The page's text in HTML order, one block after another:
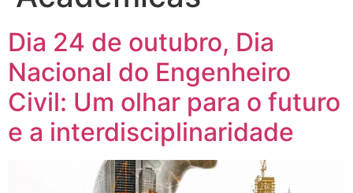
Dia 24 de outubro, Dia
Nacional do Engenheiro
Civil: Um olhar para o futuro
e a interdisciplinaridade